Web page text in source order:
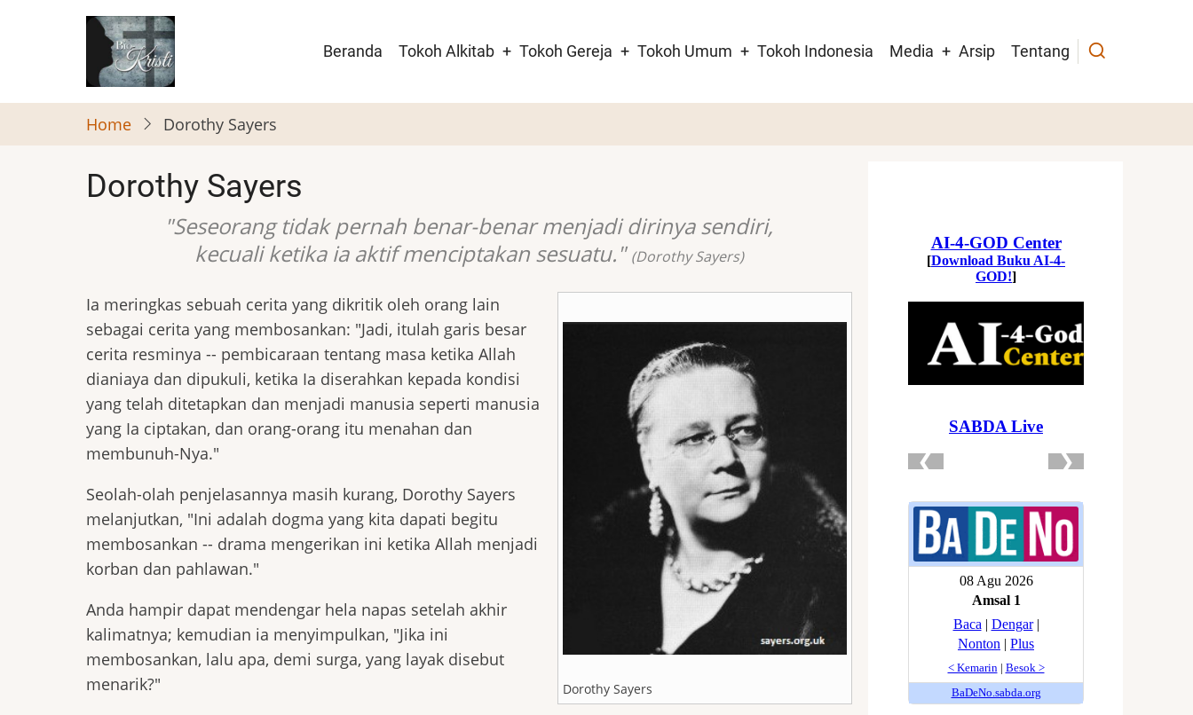
Main
Beranda Tokoh Alkitab Tokoh Gereja Tokoh Umum Tokoh Indonesia Media Arsip Tentang
Home Dorothy Sayers
Dorothy Sayers
"Seseorang tidak pernah benar-benar menjadi dirinya sendiri,
kecuali ketika ia aktif menciptakan sesuatu." (Dorothy Sayers)
Dorothy Sayers
Ia meringkas sebuah cerita yang dikritik oleh orang lain
sebagai cerita yang membosankan: "Jadi, itulah garis besar
cerita resminya -- pembicaraan tentang masa ketika Allah
dianiaya dan dipukuli, ketika Ia diserahkan kepada kondisi
yang telah ditetapkan dan menjadi manusia seperti manusia
yang Ia ciptakan, dan orang-orang itu menahan dan
membunuh-Nya."
Seolah-olah penjelasannya masih kurang, Dorothy Sayers
melanjutkan, "Ini adalah dogma yang kita dapati begitu
membosankan -- drama mengerikan ini ketika Allah menjadi
korban dan pahlawan."
Anda hampir dapat mendengar hela napas setelah akhir
kalimatnya; kemudian ia menyimpulkan, "Jika ini
membosankan, lalu apa, demi surga, yang layak disebut
menarik?"